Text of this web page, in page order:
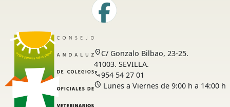
location_onC/ Gonzalo Bilbao, 23-25.
41003. SEVILLA.
call954 54 27 01
schedule Lunes a Viernes de 9:00 h a 14:00 h